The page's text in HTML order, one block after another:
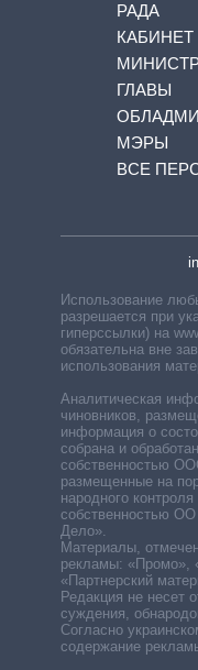
РАДА
КАБИНЕТ
ГЛАВЫ
МЭРЫ
ВСЕ
Использование
разрешается при
гиперссылки) на
обязательна вне
использования
Аналитическая
чиновников,
информация о
собрана и
собственностью
размещенные на
народного
собственностью ОО
Дело».
Материалы,
рекламы: «Промо»,
«Партнерский
Редакция не несет
суждения,
Согласно
содержание